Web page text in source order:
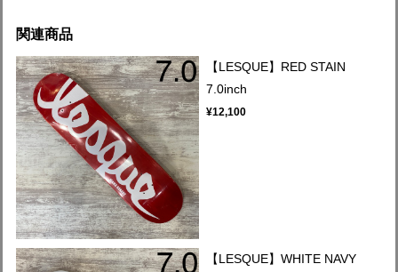
関連商品
【LESQUE】RED STAIN
7.0inch
¥12,100
【LESQUE】WHITE NAVY